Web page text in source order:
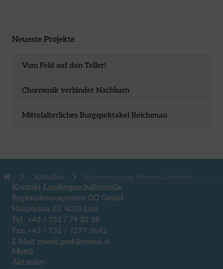
Neueste Projekte
Vom Feld auf den Teller!
Chormusik verbindet Nachbarn
Mittelalterliches Burgspektakel Reichenau
Aktuelles Nahversorgung: Kramer Altenhof
Kontakt Landesgeschäftsstelle
Regionalmanagement OÖ GmbH
Hauptplatz 23, 4020 Linz
Tel.: +43 / 732 / 79 30 38
Fax: +43 / 732 / 7277-9642
E-Mail: rmooe.post@rmooe.at
Menü
Aktuelles